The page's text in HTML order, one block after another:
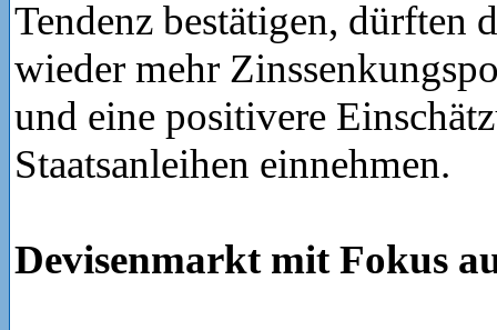
Tendenz bestätigen, dürften
wieder mehr
und eine positivere
Staatsanleihen einnehmen.
Devisenmarkt mit Fokus